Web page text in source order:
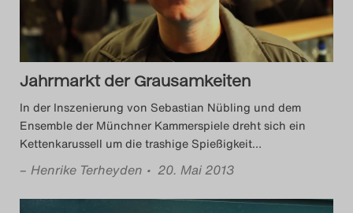
Das Theatertreffen-Blog
2018 Alumni
Das Theatertreffen-Blog
2019
Das Theatertreffen-Blog
2020
Jahrmarkt der Grausamkeiten
In der Inszenierung von Sebastian Nübling und dem
Ensemble der Münchner Kammerspiele dreht sich ein
Kettenkarussell um die trashige Spießigkeit…
– Henrike Terheyden • 20. Mai 2013